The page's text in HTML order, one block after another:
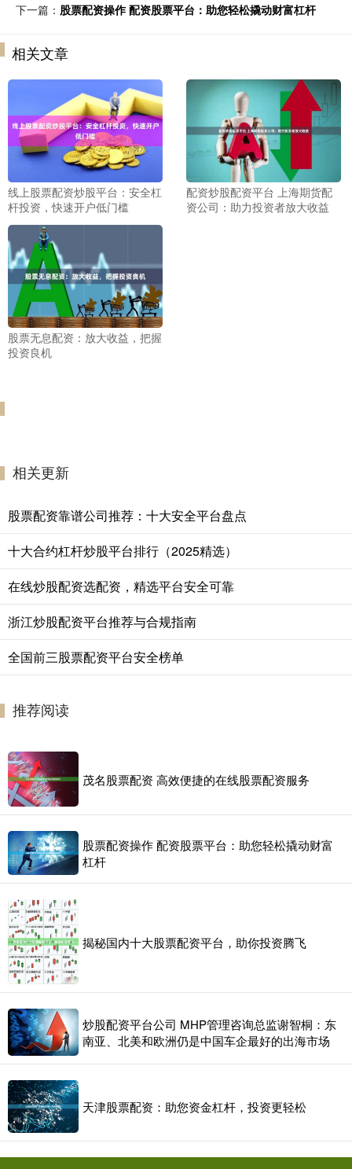
下一篇： 股票配资操作 配资股票平台：助您轻松撬动财富杠杆
相关文章
线上股票配资炒股平台：安全杠
杆投资，快速开户低门槛
配资炒股配资平台 上海期货配
资公司：助力投资者放大收益
股票无息配资：放大收益，把握
投资良机
相关更新
股票配资靠谱公司推荐：十大安全平台盘点
十大合约杠杆炒股平台排行（2025精选）
在线炒股配资选配资，精选平台安全可靠
浙江炒股配资平台推荐与合规指南
全国前三股票配资平台安全榜单
推荐阅读
茂名股票配资 高效便捷的在线股票配资服务
股票配资操作 配资股票平台：助您轻松撬动财富
杠杆
揭秘国内十大股票配资平台，助你投资腾飞
炒股配资平台公司 MHP管理咨询总监谢智桐：东
南亚、北美和欧洲仍是中国车企最好的出海市场
天津股票配资：助您资金杠杆，投资更轻松